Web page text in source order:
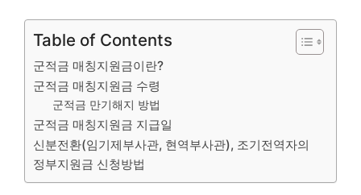
Table of Contents
군적금 매칭지원금이란?
군적금 매칭지원금 수령
군적금 만기해지 방법
군적금 매칭지원금 지급일
신분전환(임기제부사관, 현역부사관), 조기전역자의
정부지원금 신청방법